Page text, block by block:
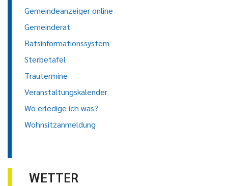
Gemeindeanzeiger online
Gemeinderat
Ratsinformationssystem
Sterbetafel
Trautermine
Veranstaltungskalender
Wo erledige ich was?
Wohnsitzanmeldung
WETTER